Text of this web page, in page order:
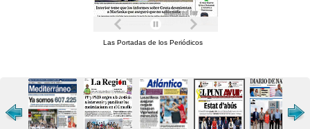
Las Portadas de los Periódicos